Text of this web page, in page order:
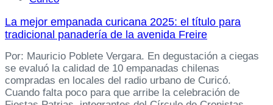
La mejor empanada curicana 2025: el título para
tradicional panadería de la avenida Freire
Por: Mauricio Poblete Vergara. En degustación a ciegas
se evaluó la calidad de 10 empanadas chilenas
compradas en locales del radio urbano de Curicó.
Cuando falta poco para que arribe la celebración de